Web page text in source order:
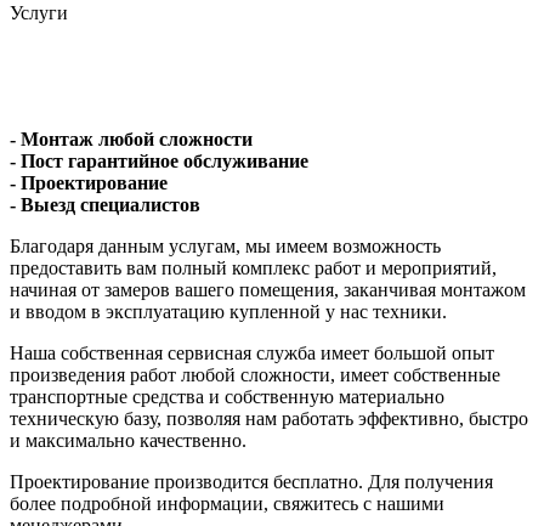
Услуги
- Монтаж любой сложности
- Пост гарантийное обслуживание
- Проектирование
- Выезд специалистов
Благодаря данным услугам, мы имеем возможность
предоставить вам полный комплекс работ и мероприятий,
начиная от замеров вашего помещения, заканчивая монтажом
и вводом в эксплуатацию купленной у нас техники.
Наша собственная сервисная служба имеет большой опыт
произведения работ любой сложности, имеет собственные
транспортные средства и собственную материально
техническую базу, позволяя нам работать эффективно, быстро
и максимально качественно.
Проектирование производится бесплатно. Для получения
более подробной информации, свяжитесь с нашими